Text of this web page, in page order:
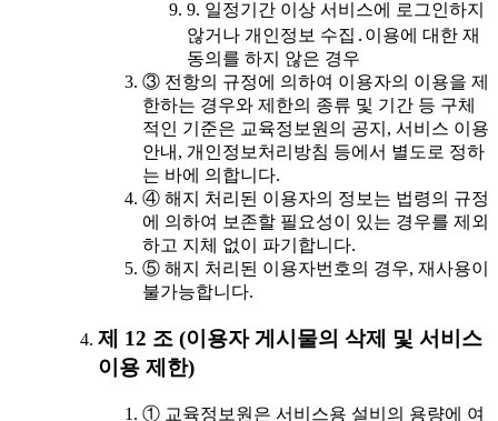
9. 일정기간 이상 서비스에 로그인하지
않거나 개인정보 수집․이용에 대한 재
동의를 하지 않은 경우
③ 전항의 규정에 의하여 이용자의 이용을 제
한하는 경우와 제한의 종류 및 기간 등 구체
적인 기준은 교육정보원의 공지, 서비스 이용
안내, 개인정보처리방침 등에서 별도로 정하
는 바에 의합니다.
④ 해지 처리된 이용자의 정보는 법령의 규정
에 의하여 보존할 필요성이 있는 경우를 제외
하고 지체 없이 파기합니다.
⑤ 해지 처리된 이용자번호의 경우, 재사용이
불가능합니다.
제 12 조 (이용자 게시물의 삭제 및 서비스
이용 제한)
① 교육정보원은 서비스용 설비의 용량에 여